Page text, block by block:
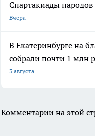
Спартакиады народов
Вчера
В Екатеринбурге на
собрали почти 1 млн
3 августа
Комментарии на этой